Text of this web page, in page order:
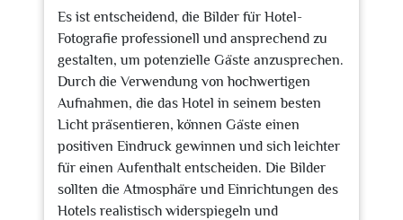
Es ist entscheidend, die Bilder für Hotel-
Fotografie professionell und ansprechend zu
gestalten, um potenzielle Gäste anzusprechen.
Durch die Verwendung von hochwertigen
Aufnahmen, die das Hotel in seinem besten
Licht präsentieren, können Gäste einen
positiven Eindruck gewinnen und sich leichter
für einen Aufenthalt entscheiden. Die Bilder
sollten die Atmosphäre und Einrichtungen des
Hotels realistisch widerspiegeln und